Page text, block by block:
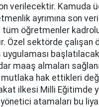
verilecektir. Kamuda
ayrımına son
tüm öğretmenler
Özel sektörde çalışan
maaş almaları
hak ettikleri
ilkesi Milli Eğitimde
atamaları bu